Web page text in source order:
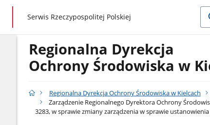
gov.pl
Serwis Rzeczypospolitej Polskiej
Regionalna Dyrekcja
Ochrony Środowiska w
Regionalna Dyrekcja Ochrony Środowiska w Kielcach
Zarządzenie Regionalnego Dyrektora Ochrony
3283, w sprawie zmiany zarządzenia w sprawie